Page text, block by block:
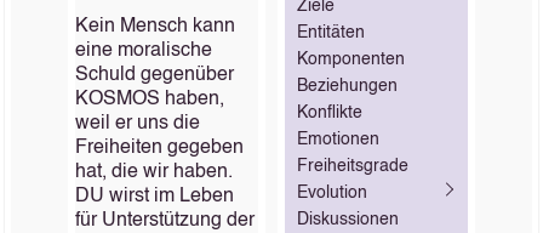
Kein Mensch kann
eine moralische
Schuld gegenüber
KOSMOS haben,
weil er uns die
Freiheiten gegeben
hat, die wir haben.
DU wirst im Leben
für Unterstützung der
Ziele
Entitäten
Komponenten
Beziehungen
Konflikte
Emotionen
Freiheitsgrade
Evolution
Diskussionen